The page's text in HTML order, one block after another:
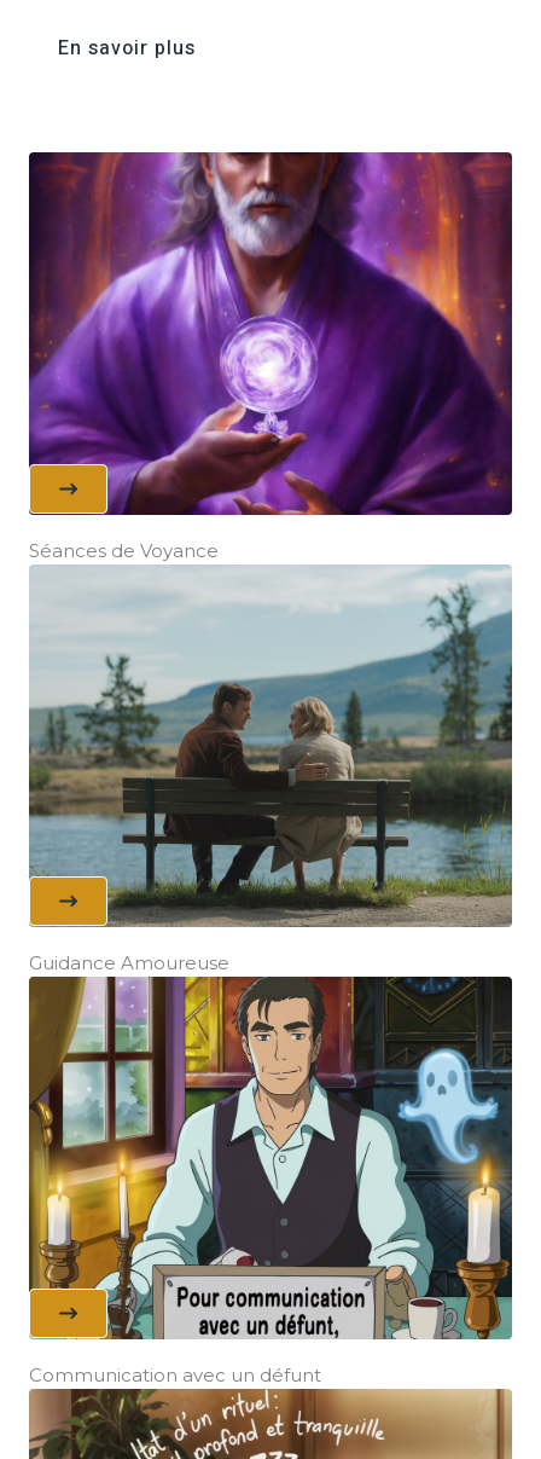
En savoir plus
Séances de Voyance
Guidance Amoureuse
Communication avec un défunt